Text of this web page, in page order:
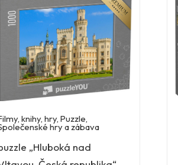
knihy, hry,Puzzle,
hry a zábava
„Hluboká nad